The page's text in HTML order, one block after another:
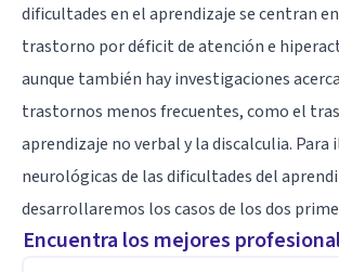
dificultades en el aprendizaje se centran
trastorno por déficit de atención e
aunque también hay investigaciones
trastornos menos frecuentes, como el
aprendizaje no verbal y ladiscalculia. Para
neurológicas de las dificultades del
desarrollaremos los casos de los dos
Encuentra los mejores